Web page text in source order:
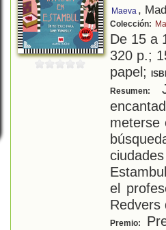
Maeva ,
Colección:
De 15 a
320 p.;
papel;
Resumen:
meterse
el
Redvers
Premio: